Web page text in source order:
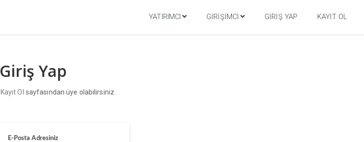
YATIRIMCI GIRIŞIMCI GIRIŞ YAP KAYIT OL
Giriş Yap
Kayıt Ol sayfasından üye olabilirsiniz.
E-Posta Adresiniz